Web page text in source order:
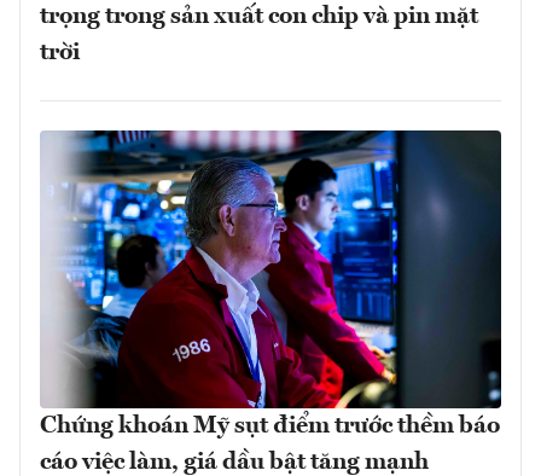
trọng trong sản xuất con chip và pin mặt
trời
Chứng khoán Mỹ sụt điểm trước thềm báo
cáo việc làm, giá dầu bật tăng mạnh